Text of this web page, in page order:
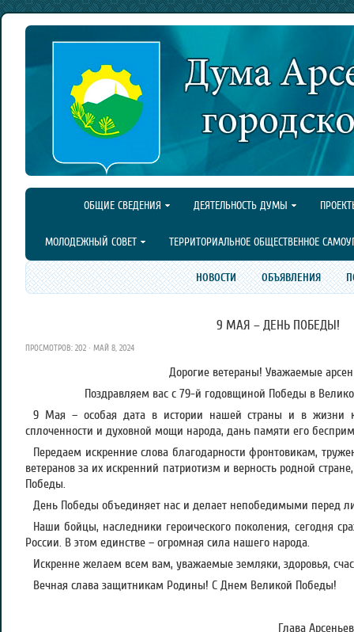
ОБЩИЕ СВЕДЕНИЯ ДЕЯТЕЛЬНОСТЬ ДУМЫ
МОЛОДЕЖНЫЙ СОВЕТ ТЕРРИТОРИАЛЬНОЕ ОБЩЕСТВЕННОЕ
НОВОСТИ ОБЪЯВЛЕНИЯ
9 МАЯ – ДЕНЬ ПОБЕДЫ!
ПРОСМОТРОВ: 202 · МАЙ 8, 2024
Дорогие ветераны! Уважаемые
Поздравляем вас с 79-й годовщиной Победы в
9 Мая – особая дата в истории нашей страны и в жизни
сплоченности и духовной мощи народа, дань памяти его
Передаем искренние слова благодарности фронтовикам,
ветеранов за их искренний патриотизм и верность родной
Победы.
День Победы объединяет нас и делает непобедимыми перед
Наши бойцы, наследники героического поколения, сегодня
России. В этом единстве – огромная сила нашего народа.
Искренне желаем всем вам, уважаемые земляки, здоровья,
Вечная слава защитникам Родины! С Днем Великой Победы!
Глава